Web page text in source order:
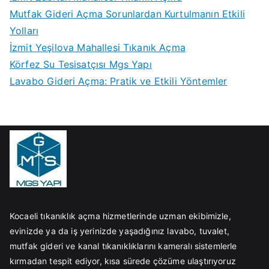
Mutfak Gideri Açma Sorunlardan Kurtulmanın Etkili
Yolları
İzmit Yeşilova Mahallesi Tıkanık Açma
Körfez Su Tesisatçısı Mgs Yapı
Lavabo Gideri Açma: Pratik ve Etkili Yöntemler
Kocaeli tıkanıklık açma hizmetlerinde uzman ekibimizle,
evinizde ya da iş yerinizde yaşadığınız lavabo, tuvalet,
mutfak gideri ve kanal tıkanıklıklarını kameralı sistemlerle
kırmadan tespit ediyor, kısa sürede çözüme ulaştırıyoruz